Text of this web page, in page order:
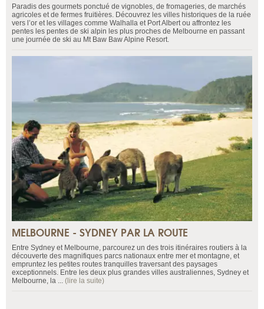
Paradis des gourmets ponctué de vignobles, de fromageries, de marchés
agricoles et de fermes fruitières. Découvrez les villes historiques de la ruée
vers l’or et les villages comme Walhalla et Port Albert ou affrontez les
pentes les pentes de ski alpin les plus proches de Melbourne en passant
une journée de ski au Mt Baw Baw Alpine Resort.
MELBOURNE - SYDNEY PAR LA ROUTE
Entre Sydney et Melbourne, parcourez un des trois itinéraires routiers à la
découverte des magnifiques parcs nationaux entre mer et montagne, et
empruntez les petites routes tranquilles traversant des paysages
exceptionnels. Entre les deux plus grandes villes australiennes, Sydney et
Melbourne, la ... (lire la suite)